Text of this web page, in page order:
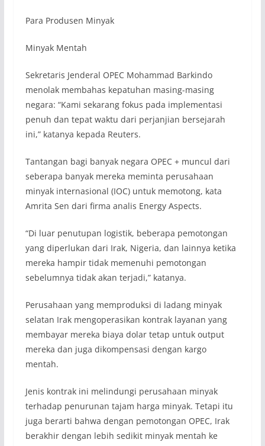
Para Produsen Minyak
Minyak Mentah
Sekretaris Jenderal OPEC Mohammad Barkindo
menolak membahas kepatuhan masing-masing
negara: “Kami sekarang fokus pada implementasi
penuh dan tepat waktu dari perjanjian bersejarah
ini,” katanya kepada Reuters.
Tantangan bagi banyak negara OPEC + muncul dari
seberapa banyak mereka meminta perusahaan
minyak internasional (IOC) untuk memotong, kata
Amrita Sen dari firma analis Energy Aspects.
“Di luar penutupan logistik, beberapa pemotongan
yang diperlukan dari Irak, Nigeria, dan lainnya ketika
mereka hampir tidak memenuhi pemotongan
sebelumnya tidak akan terjadi,” katanya.
Perusahaan yang memproduksi di ladang minyak
selatan Irak mengoperasikan kontrak layanan yang
membayar mereka biaya dolar tetap untuk output
mereka dan juga dikompensasi dengan kargo
mentah.
Jenis kontrak ini melindungi perusahaan minyak
terhadap penurunan tajam harga minyak. Tetapi itu
juga berarti bahwa dengan pemotongan OPEC, Irak
berakhir dengan lebih sedikit minyak mentah ke